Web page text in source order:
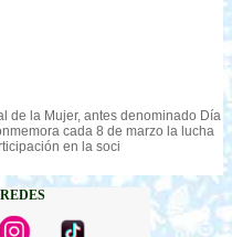
de la Mujer, antes denominado Día
cada 8 de marzo la lucha
en la soci